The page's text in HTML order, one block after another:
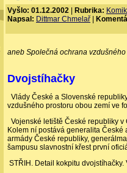
Vyšlo: 01.12.2002 Rubrika:
Napsal: Dittmar Chmelař
aneb Společná ochrana
Dvojstíhačky
Vlády České a Slovenské
vzdušného prostoru obou zemí ve
Vojenské letiště České republiky
Kolem ní postává generalita
armády České republiky,
šampusu slavnostní křest první
STŘIH. Detail kokpitu